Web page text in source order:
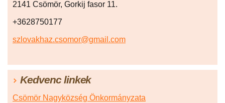
2141 Csömör, Gorkij fasor 11.
+3628750177
szlovakhaz.csomor@gmail.com
Kedvenc linkek
Csömör Nagyközség Önkormányzata